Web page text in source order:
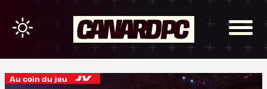
Au coin du jeu